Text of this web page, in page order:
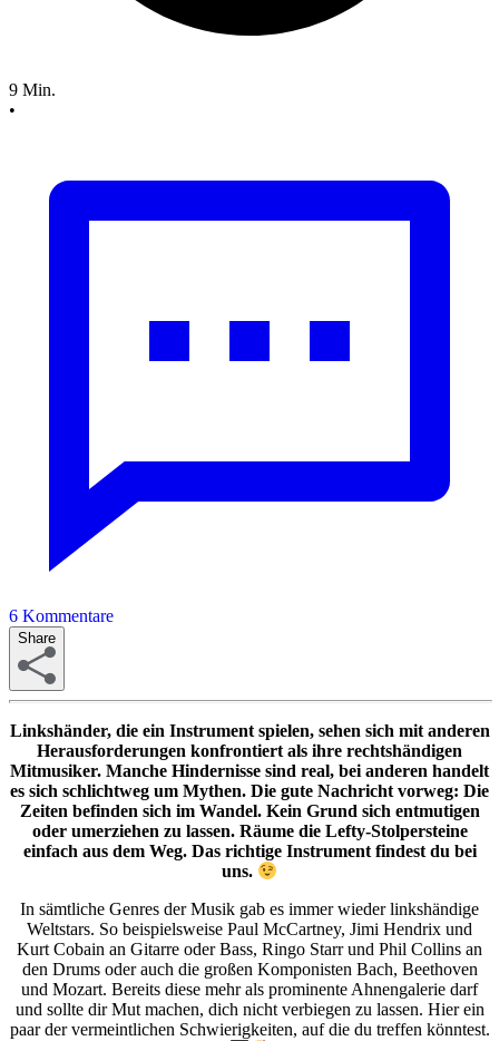
9 Min.
•
6 Kommentare
Share
Linkshänder, die ein Instrument spielen, sehen sich mit anderen
Herausforderungen konfrontiert als ihre rechtshändigen
Mitmusiker. Manche Hindernisse sind real, bei anderen handelt
es sich schlichtweg um Mythen. Die gute Nachricht vorweg: Die
Zeiten befinden sich im Wandel. Kein Grund sich entmutigen
oder umerziehen zu lassen. Räume die Lefty-Stolpersteine
einfach aus dem Weg. Das richtige Instrument findest du bei
uns.
In sämtliche Genres der Musik gab es immer wieder linkshändige
Weltstars. So beispielsweise Paul McCartney, Jimi Hendrix und
Kurt Cobain an Gitarre oder Bass, Ringo Starr und Phil Collins an
den Drums oder auch die großen Komponisten Bach, Beethoven
und Mozart. Bereits diese mehr als prominente Ahnengalerie darf
und sollte dir Mut machen, dich nicht verbiegen zu lassen. Hier ein
paar der vermeintlichen Schwierigkeiten, auf die du treffen könntest.